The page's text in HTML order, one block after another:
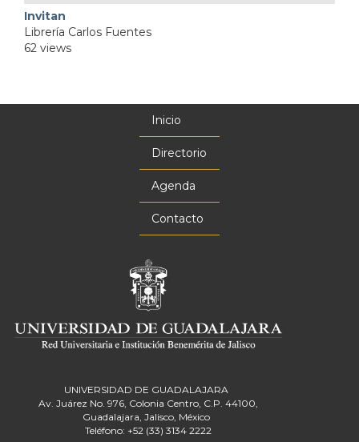
Invitan
Librería Carlos Fuentes
62 views
Inicio
Directorio
Agenda
Contacto
UNIVERSIDAD DE GUADALAJARA
Av. Juárez No. 976, Colonia Centro, C.P. 44100,
Guadalajara, Jalisco, México
Teléfono: +52 (33) 3134 2222